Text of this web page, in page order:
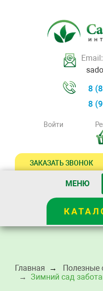
Email:
8
8
Войти
ЗАКАЗАТЬ ЗВОНОК
МЕНЮ
Главная
Полезные
Зимний сад